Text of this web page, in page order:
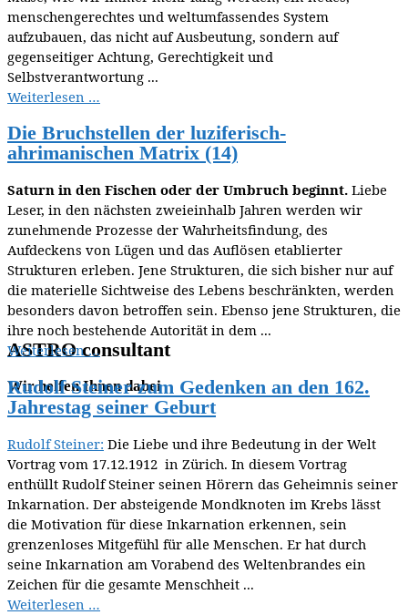
ASTRO consultant
Wir helfen Ihnen dabei
menschengerechtes und weltumfassendes System
aufzubauen, das nicht auf Ausbeutung, sondern auf
gegenseitiger Achtung, Gerechtigkeit und
Selbstverantwortung ...
Weiterlesen …
Die Bruchstellen der luziferisch-
ahrimanischen Matrix (14)
Saturn in den Fischen oder der Umbruch beginnt. Liebe
Leser, in den nächsten zweieinhalb Jahren werden wir
zunehmende Prozesse der Wahrheitsfindung, des
Aufdeckens von Lügen und das Auflösen etablierter
Strukturen erleben. Jene Strukturen, die sich bisher nur auf
die materielle Sichtweise des Lebens beschränkten, werden
besonders davon betroffen sein. Ebenso jene Strukturen, die
ihre noch bestehende Autorität in dem ...
Weiterlesen …
Rudolf Steiner zum Gedenken an den 162.
Jahrestag seiner Geburt
Rudolf Steiner: Die Liebe und ihre Bedeutung in der Welt
Vortrag vom 17.12.1912 in Zürich. In diesem Vortrag
enthüllt Rudolf Steiner seinen Hörern das Geheimnis seiner
Inkarnation. Der absteigende Mondknoten im Krebs lässt
die Motivation für diese Inkarnation erkennen, sein
grenzenloses Mitgefühl für alle Menschen. Er hat durch
seine Inkarnation am Vorabend des Weltenbrandes ein
Zeichen für die gesamte Menschheit ...
Weiterlesen …